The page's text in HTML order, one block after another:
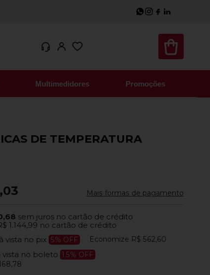
Multimedidores Promoções
DE TEMPERATURA
Mais formas de pagamento
sem juros no cartão de crédito
1.144,99 no cartão de crédito
à vista no pix 5% OFF Economize R$ 562,60
vista no boleto 1.5% OFF